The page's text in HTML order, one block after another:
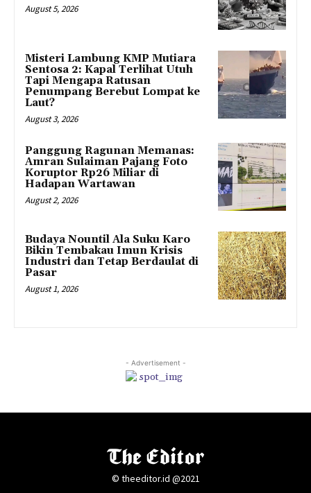
August 5, 2026
Misteri Lambung KMP Mutiara
Sentosa 2: Kapal Terlihat Utuh
Tapi Mengapa Ratusan
Penumpang Berebut Lompat ke
Laut?
August 3, 2026
Panggung Ragunan Memanas:
Amran Sulaiman Pajang Foto
Koruptor Rp26 Miliar di
Hadapan Wartawan
August 2, 2026
Budaya Nountil Ala Suku Karo
Bikin Tembakau Imun Krisis
Industri dan Tetap Berdaulat di
Pasar
August 1, 2026
- Advertisement -
© theeditor.id @2021